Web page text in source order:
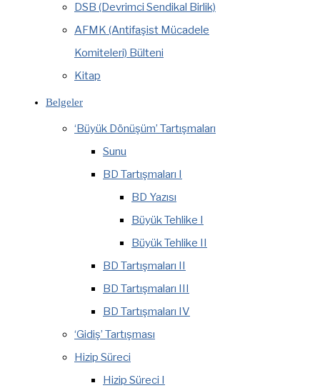
DSB (Devrimci Sendikal Birlik)
AFMK (Antifaşist Mücadele
Komiteleri) Bülteni
Kitap
Belgeler
‘Büyük Dönüşüm’ Tartışmaları
Sunu
BD Tartışmaları I
BD Yazısı
Büyük Tehlike I
Büyük Tehlike II
BD Tartışmaları II
BD Tartışmaları III
BD Tartışmaları IV
‘Gidiş’ Tartışması
Hizip Süreci
Hizip Süreci I